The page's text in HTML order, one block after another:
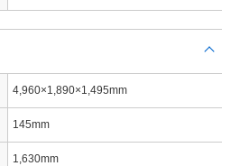
4,960×1,890×1,495mm
145mm
1,630mm